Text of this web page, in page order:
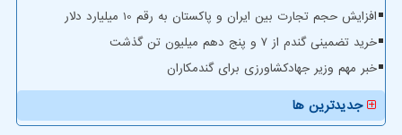
افزایش حجم تجارت بین ایران و پاکستان به رقم 10 میلیارد دلار
خرید تضمینی گندم از ۷ و پنج دهم میلیون تن گذشت
خبر مهم وزیر جهادکشاورزی برای گندمکاران
جدیدترین ها